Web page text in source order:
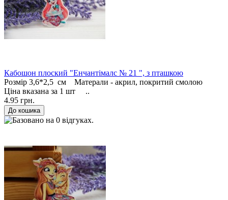
Кабошон плоский "Енчантімалс № 21 ", з пташкою
Розмір 3,6*2,5 см Матерали - акрил, покритий смолою
Ціна вказана за 1 шт ..
4.95 грн.